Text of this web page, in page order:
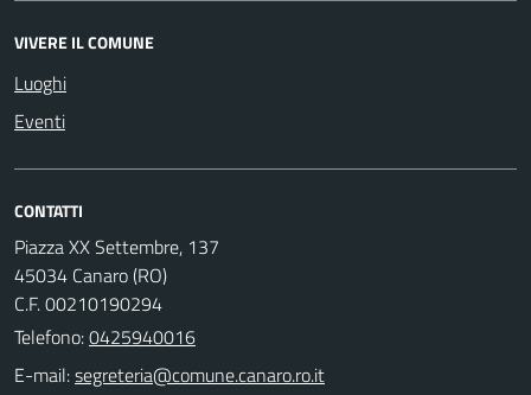
VIVERE IL COMUNE
Luoghi
Eventi
CONTATTI
Piazza XX Settembre, 137
45034 Canaro (RO)
C.F. 00210190294
Telefono:0425940016
E-mail: